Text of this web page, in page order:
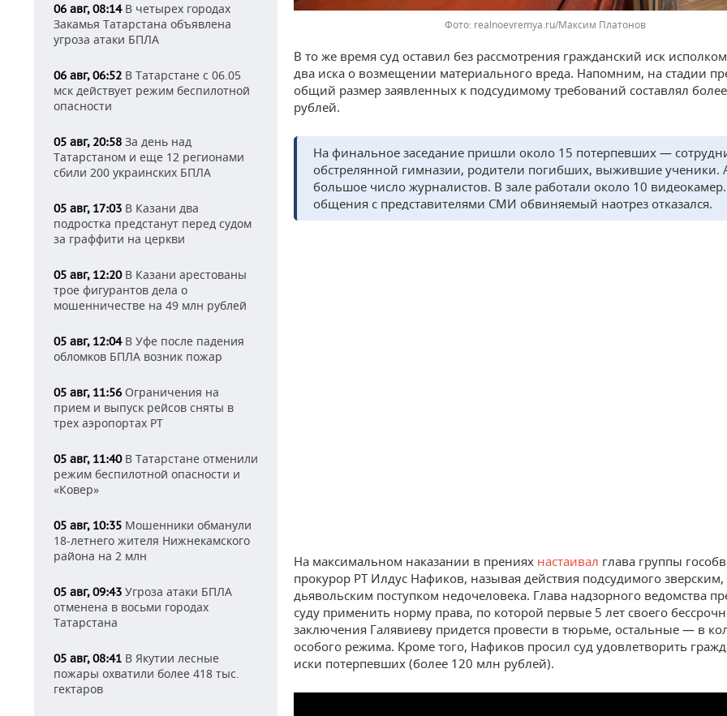
06 авг, 08:14В четырех городах
Закамья Татарстана объявлена
угроза атаки БПЛА
06 авг, 06:52 В Татарстане с 06.05
мск действует режим беспилотной
опасности
05 авг, 20:58 За день над
Татарстаном и еще 12 регионами
сбили 200 украинских БПЛА
05 авг, 17:03 В Казани два
подростка предстанут перед судом
за граффити на церкви
05 авг, 12:20В Казани арестованы
трое фигурантов дела о
мошенничестве на 49 млн рублей
05 авг, 12:04В Уфе после падения
обломков БПЛА возник пожар
05 авг, 11:56 Ограничения на
прием и выпуск рейсов сняты в
трех аэропортах РТ
05 авг, 11:40В Татарстане отменили
режим беспилотной опасности и
«Ковер»
05 авг, 10:35 Мошенники обманули
18-летнего жителя Нижнекамского
района на 2 млн
05 авг, 09:43 Угроза атаки БПЛА
отменена в восьми городах
Татарстана
05 авг, 08:41 В Якутии лесные
пожары охватили более 418 тыс.
гектаров
Фото: realnoevremya.ru/Максим Платонов
В то же время суд оставил без рассмотрения гражданский иск
два иска о возмещении материального вреда. Напомним, на стадии
общий размер заявленных к подсудимому требований составлял
рублей.
На финальное заседание пришли около 15 потерпевших —
обстрелянной гимназии, родители погибших, выжившие
большое число журналистов. В зале работали около 10
общения с представителями СМИ обвиняемый наотрез отказался.
На максимальном наказании в прениях настаивал глава группы
прокурор РТ Илдус Нафиков, называя действия подсудимого зверским,
дьявольским поступком недочеловека. Глава надзорного ведомства
суду применить норму права, по которой первые 5 лет своего
заключения Галявиеву придется провести в тюрьме, остальные — в
особого режима. Кроме того, Нафиков просил суд удовлетворить
иски потерпевших (более 120 млн рублей).